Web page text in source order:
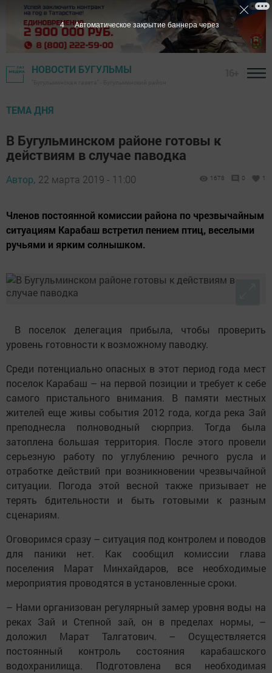
НОВОСТИ БУГУЛЬМЫ
ТЕМА ДНЯ
В Бугульминском районе готовы к
действиям в случае паводка
Автор, 22 марта 2019 - 11:00 1678 0 1
Членов постоянной комиссии района по чрезвычайным
ситуациям Карабаш встретил пением птиц, веселыми
ручьями и ярким солнышком.
В поселок делегация прибыла, чтобы проверить
уровень готовности к возможному паводку.
Среди потенциально опасных в этот период года мест
поселок Карабаш – на первой позиции и требует к себе
самого пристального внимания. В памяти местных
жителей еще живы события 2012 года, когда река Зай
преподнесла полноводный сюрприз. Тогда была
затоплена большая территория. После этого провели
серьезную работу по углублению речного русла и
отработке действий при возникновении чрезвычайной
ситуации. Погода этой весной также призывает не
терять бдительности и быть готовыми к разным
сценариям.
Оговоримся сразу – ситуация под контролем и поводов
для паники нет. Как сообщил комиссии глава
поселения Марат Минхайдаров, все необходимые
мероприятия проводятся в установленные сроки.
– Нами организован регулярный замер уровня воды на
реках Зай и Степной зай, он в пределах нормы, –
доложил Марат Талгатович. – Осуществляется
постоянный контроль состояния карабашского
водохранилища. Подготовлена вся необходимая
3 Автоматическое закрытие баннера через